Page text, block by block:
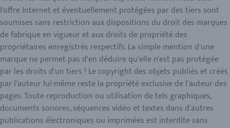
l'offre Internet et éventuellement protégées par des tiers sont
soumises sans restriction aux dispositions du droit des marques
de fabrique en vigueur et aux droits de propriété des
propriétaires enregistrés respectifs. La simple mention d'une
marque ne permet pas d'en déduire qu'elle n'est pas protégée
par les droits d'un tiers ! Le copyright des objets publiés et créés
par l'auteur lui-même reste la propriété exclusive de l'auteur des
pages. Toute reproduction ou utilisation de tels graphiques,
documents sonores, séquences vidéo et textes dans d'autres
publications électroniques ou imprimées est interdite sans